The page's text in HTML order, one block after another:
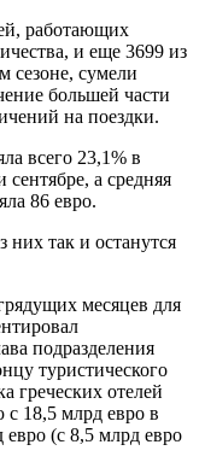
работающих
и еще 3699 из
сезоне, сумели
большей части
на поездки.
всего 23,1% в
а средняя
86 евро.
них так и останутся
месяцев для
подразделения
туристического
греческих отелей
18,5 млрд евро в
евро (с 8,5 млрд евро